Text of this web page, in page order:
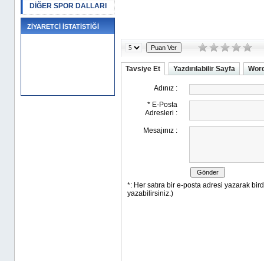
DİĞER SPOR DALLARI
ZİYARETCİ İSTATİSTİĞİ
Tavsiye Et Yazdırılabilir Sayfa